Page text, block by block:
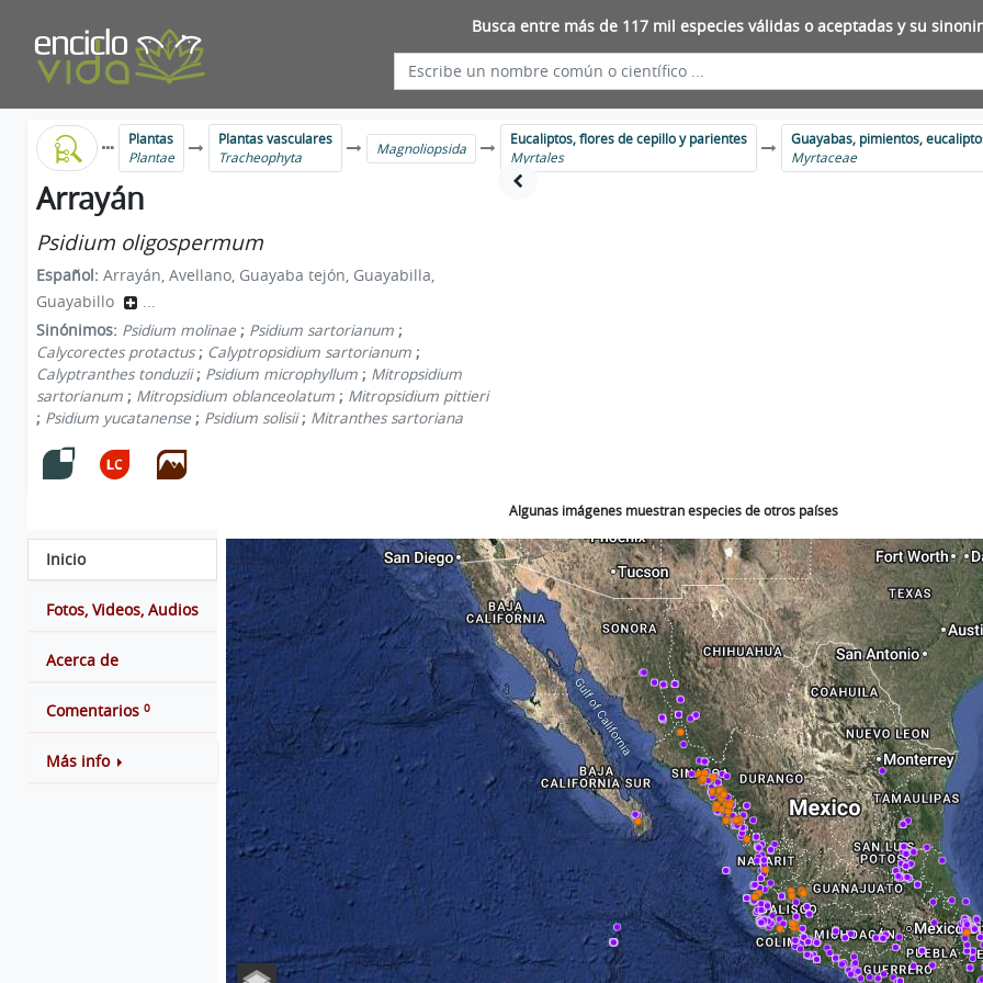
Busca entre más de 117 mil especies válidas o aceptadas y su
Plantas
Plantae
Plantas vasculares
Tracheophyta
Magnoliopsida
Eucaliptos, flores de cepillo y parientes
Myrtales
Guayabas, pimientos,
Myrtaceae
Arrayán
Psidium oligospermum
Español: Arrayán, Avellano, Guayaba tejón, Guayabilla,
Guayabillo
...
Sinónimos: Psidium molinae ; Psidium sartorianum ;
Calycorectes protactus ; Calyptropsidium sartorianum ;
Calyptranthes tonduzii ; Psidium microphyllum ; Mitropsidium
sartorianum ; Mitropsidium oblanceolatum ; Mitropsidium pittieri
; Psidium yucatanense ; Psidium solisii ; Mitranthes sartoriana
Algunas imágenes muestran especies de otros países
Inicio
Fotos, Videos, Audios
Acerca de
Comentarios 0
Más info